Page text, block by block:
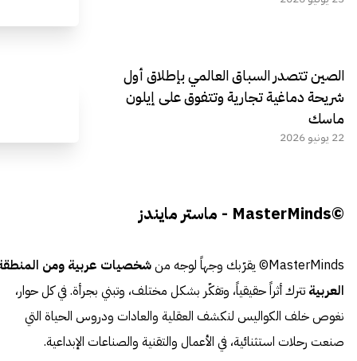
الصين تتصدر السباق العالمي بإطلاق أول
شريحة دماغية تجارية وتتفوق على إيلون
ماسك
22 يونيو 2026
©MasterMinds - ماستر مايندز
MasterMinds© يقرّبك وجهاً لوجه من
شخصيات عربية ومن
العربية تترك أثراً حقيقياً، وتفكّر بشكل مختلف، وتبني بجرأة. في كل حوار،
نغوص خلف الكواليس لنكشف العقلية والعادات ودروس الحياة التي
صنعت رحلات استثنائية، في الأعمال والتقنية والصناعات الإبداعية.